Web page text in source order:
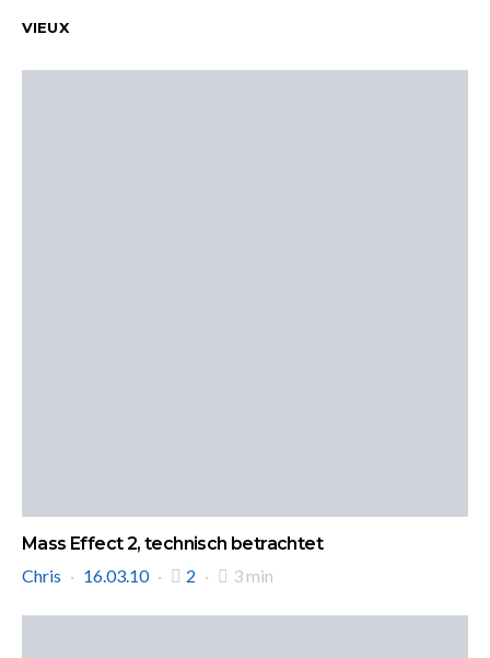
VIEUX
Mass Effect 2, technisch betrachtet
Chris
16.03.10 2 3 min